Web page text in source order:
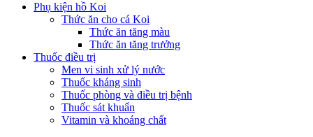
Phụ kiện hồ Koi
Thức ăn cho cá Koi
Thức ăn tăng màu
Thức ăn tăng trưởng
Thuốc điều trị
Men vi sinh xử lý nước
Thuốc kháng sinh
Thuốc phòng và điều trị bệnh
Thuốc sát khuẩn
Vitamin và khoáng chất